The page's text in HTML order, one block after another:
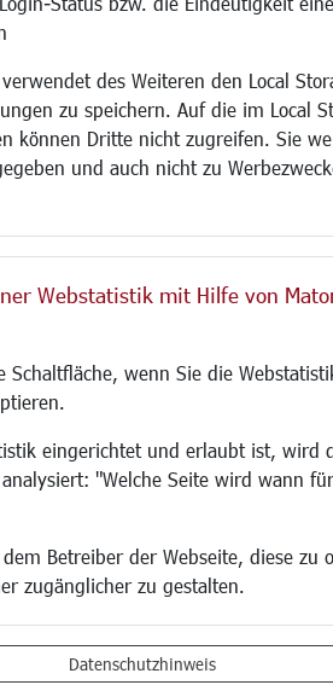
verwendet des Weiteren den Local
zu speichern. Auf die im Local
können Dritte nicht zugreifen. Sie
und auch nicht zu
Webstatistik mit Hilfe von
Schaltfläche, wenn Sie die
eingerichtet und erlaubt ist, wird
"Welche Seite wird wann
Betreiber der Webseite, diese zu
zugänglicher zu gestalten.
Datenschutzhinweis